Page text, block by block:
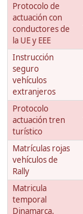
Protocolo de
actuación con
conductores de
la UE y EEE
Instrucción
seguro
vehículos
extranjeros
Protocolo
actuación tren
turístico
Matrículas rojas
vehículos de
Rally
Matricula
temporal
Dinamarca.